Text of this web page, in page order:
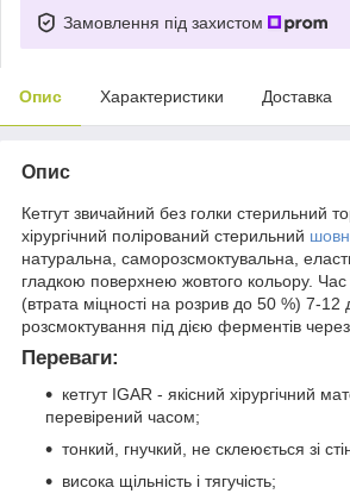
Замовлення під захистом
Опис Характеристики Доставка
Опис
Кетгут звичайний без голки стерильний
хірургічний полірований стерильний
натуральна, саморозсмоктувальна,
гладкою поверхнею жовтого кольору. Час
(втрата міцності на розрив до 50 %) 7-12
розсмоктування під дією ферментів через
Переваги:
кетгут IGAR - якісний хірургічний
перевірений часом;
тонкий, гнучкий, не склеюється зі
висока щільність і тягучість;